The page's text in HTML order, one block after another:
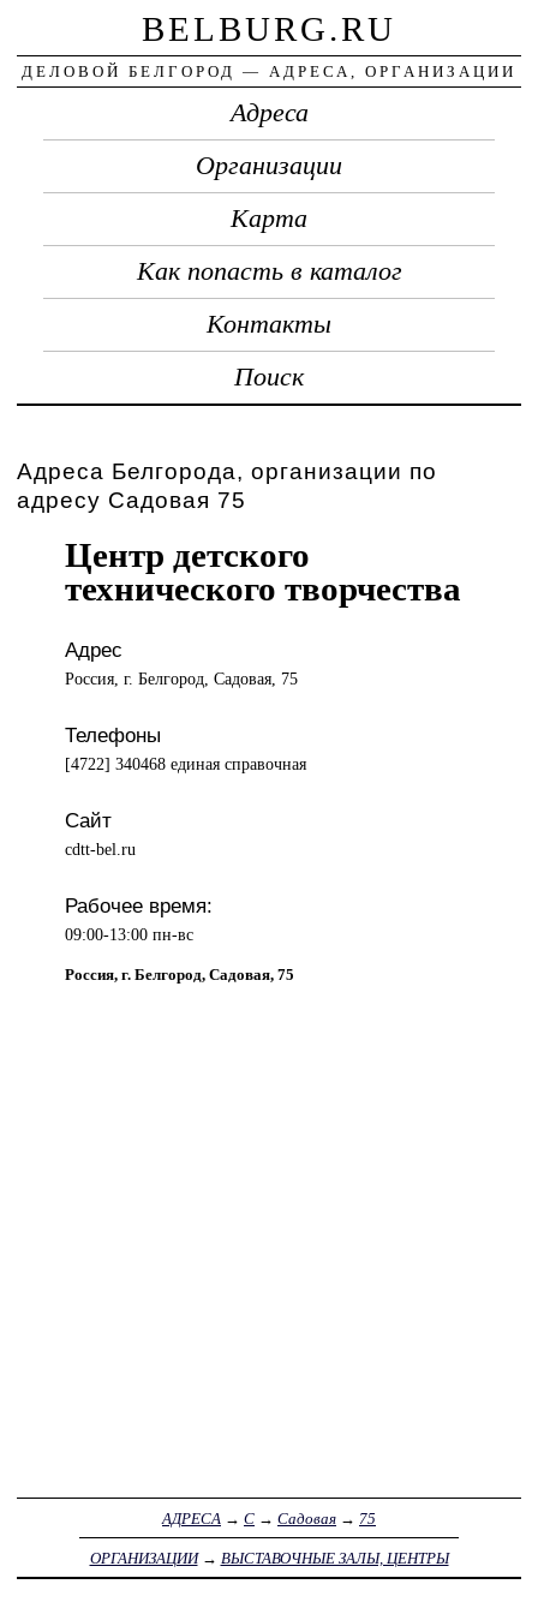
BELBURG.RU
ДЕЛОВОЙ БЕЛГОРОД — АДРЕСА, ОРГАНИЗАЦИИ
Адреса
Организации
Карта
Как попасть в каталог
Контакты
Поиск
Адреса Белгорода, организации по
адресу Садовая 75
Центр детского
технического творчества
Адрес
Россия, г. Белгород, Садовая, 75
Телефоны
[4722] 340468 единая справочная
Сайт
cdtt-bel.ru
Рабочее время:
09:00-13:00 пн-вс
Россия, г. Белгород, Садовая, 75
АДРЕСА → С → Садовая → 75
ОРГАНИЗАЦИИ→ ВЫСТАВОЧНЫЕ ЗАЛЫ, ЦЕНТРЫ